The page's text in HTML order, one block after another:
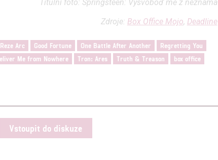
Titulní foto: Springsteen: Vysvoboď mě z neznáma
Zdroje: Box Office Mojo, Deadline
Arc Good Fortune One Battle After Another
Regretting You
Me from Nowhere Tron: Ares Truth & Treason
box office
Vstoupit do diskuze